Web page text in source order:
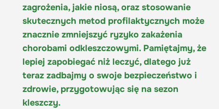
zagrożenia, jakie niosą, oraz stosowanie
skutecznych metod profilaktycznych może
znacznie zmniejszyć ryzyko zakażenia
chorobami odkleszczowymi. Pamiętajmy, że
lepiej zapobiegać niż leczyć, dlatego już
teraz zadbajmy o swoje bezpieczeństwo i
zdrowie, przygotowując się na sezon
kleszczy.